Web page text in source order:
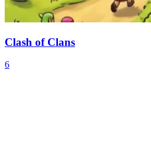
Clash of Clans
6